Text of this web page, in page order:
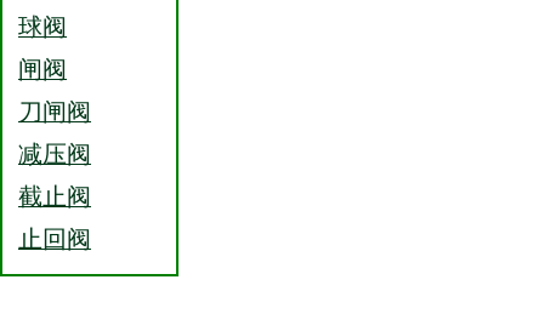
球阀
闸阀
刀闸阀
减压阀
截止阀
止回阀